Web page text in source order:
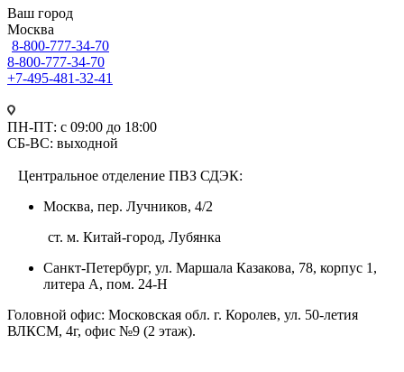
Ваш город
Москва
8-800-777-34-70
8-800-777-34-70
+7-495-481-32-41
ПН-ПТ: с 09:00 до 18:00
СБ-ВС: выходной
Центральное отделение ПВЗ СДЭК:
Москва, пер. Лучников, 4/2
ст. м. Китай-город, Лубянка
Санкт-Петербург, ул. Маршала Казакова, 78, корпус 1,
литера А, пом. 24-Н
Головной офис: Московская обл. г. Королев, ул. 50-летия
ВЛКСМ, 4г, офис №9 (2 этаж).